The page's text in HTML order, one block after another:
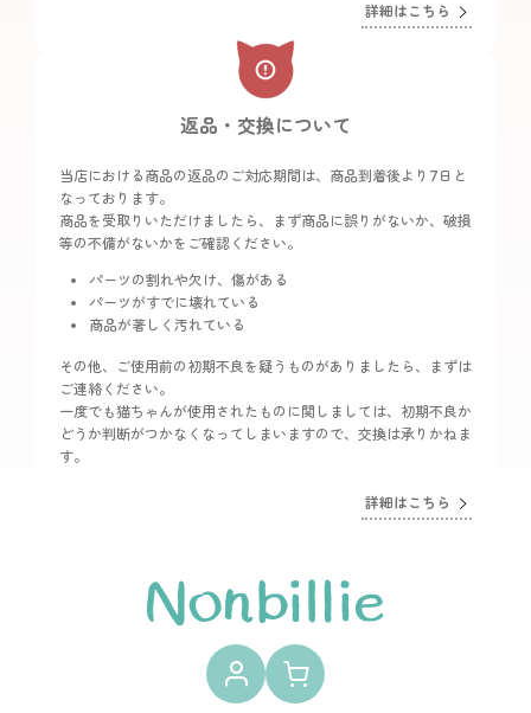
詳細はこちら
返品・交換について
当店における商品の返品のご対応期間は、商品到着後より7日と
なっております。
商品を受取りいただけましたら、まず商品に誤りがないか、破損
等の不備がないかをご確認ください。
パーツの割れや欠け、傷がある
パーツがすでに壊れている
商品が著しく汚れている
その他、ご使用前の初期不良を疑うものがありましたら、まずは
ご連絡ください。
一度でも猫ちゃんが使用されたものに関しましては、初期不良か
どうか判断がつかなくなってしまいますので、交換は承りかねま
す。
詳細はこちら